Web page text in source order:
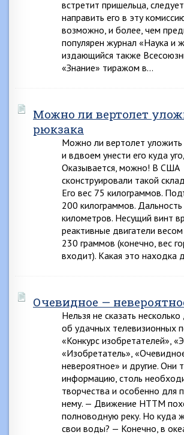
встретит пришельца,
направить его в эту
возможно, и более, чем
популярен журнал «Наука и
издающийся также
«Знание» тиражом в…
Можно ли вертолет
рюкзака
Можно ли вертолет уложить
и вдвоем унести его куда
Оказывается, можно! В США
сконструировали такой
Его вес 75 килограммов.
200 килограммов.
километров. Несущий винт
реактивные двигатели
230 граммов (конечно, вес
входит). Какая это находка
Очевидное —
Нельзя не сказать
об удачных телевизионных
«Конкурс изобретателей»,
«Изобретатель»,
невероятное» и другие. Они
информацию, столь
творчества и особенно для
нему. — Движение НТТМ
полноводную реку. Но куда
свои воды? — Конечно, в